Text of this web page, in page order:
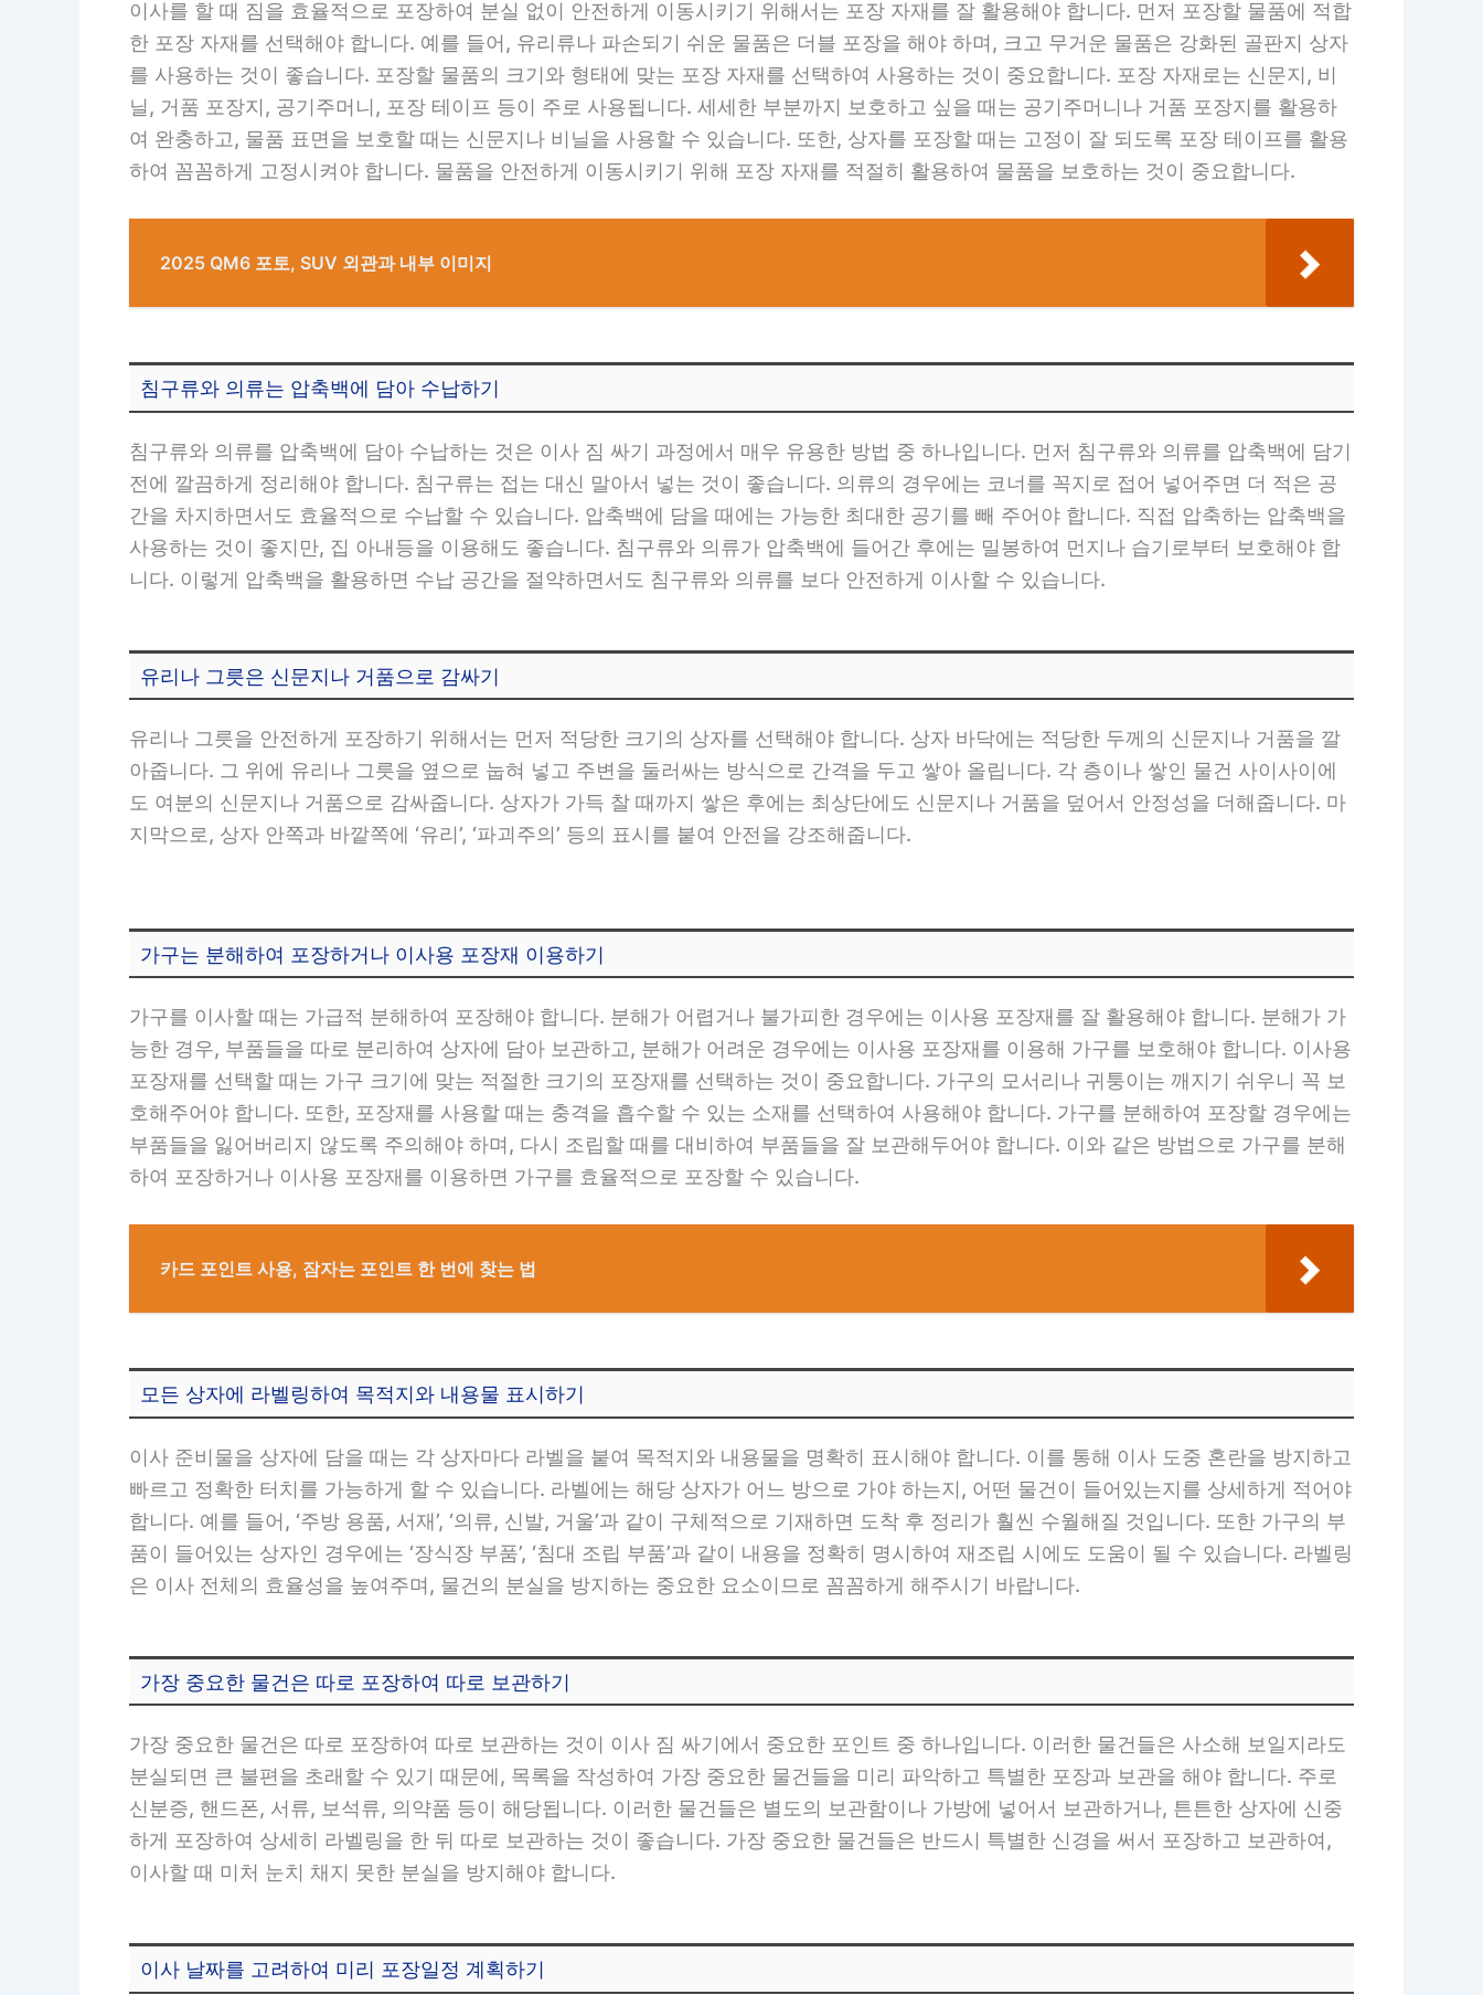
이사를 할 때 짐을 효율적으로 포장하여 분실 없이 안전하게 이동시키기 위해서는 포장 자재를 잘 활용해야 합니다. 먼저 포장할 물품에 적합
한 포장 자재를 선택해야 합니다. 예를 들어, 유리류나 파손되기 쉬운 물품은 더블 포장을 해야 하며, 크고 무거운 물품은 강화된 골판지 상자
를 사용하는 것이 좋습니다. 포장할 물품의 크기와 형태에 맞는 포장 자재를 선택하여 사용하는 것이 중요합니다. 포장 자재로는 신문지, 비
닐, 거품 포장지, 공기주머니, 포장 테이프 등이 주로 사용됩니다. 세세한 부분까지 보호하고 싶을 때는 공기주머니나 거품 포장지를 활용하
여 완충하고, 물품 표면을 보호할 때는 신문지나 비닐을 사용할 수 있습니다. 또한, 상자를 포장할 때는 고정이 잘 되도록 포장 테이프를 활용
하여 꼼꼼하게 고정시켜야 합니다. 물품을 안전하게 이동시키기 위해 포장 자재를 적절히 활용하여 물품을 보호하는 것이 중요합니다.
2025 QM6 포토, SUV 외관과 내부 이미지
침구류와 의류는 압축백에 담아 수납하기
침구류와 의류를 압축백에 담아 수납하는 것은 이사 짐 싸기 과정에서 매우 유용한 방법 중 하나입니다. 먼저 침구류와 의류를 압축백에 담기
전에 깔끔하게 정리해야 합니다. 침구류는 접는 대신 말아서 넣는 것이 좋습니다. 의류의 경우에는 코너를 꼭지로 접어 넣어주면 더 적은 공
간을 차지하면서도 효율적으로 수납할 수 있습니다. 압축백에 담을 때에는 가능한 최대한 공기를 빼 주어야 합니다. 직접 압축하는 압축백을
사용하는 것이 좋지만, 집 아내등을 이용해도 좋습니다. 침구류와 의류가 압축백에 들어간 후에는 밀봉하여 먼지나 습기로부터 보호해야 합
니다. 이렇게 압축백을 활용하면 수납 공간을 절약하면서도 침구류와 의류를 보다 안전하게 이사할 수 있습니다.
유리나 그릇은 신문지나 거품으로 감싸기
유리나 그릇을 안전하게 포장하기 위해서는 먼저 적당한 크기의 상자를 선택해야 합니다. 상자 바닥에는 적당한 두께의 신문지나 거품을 깔
아줍니다. 그 위에 유리나 그릇을 옆으로 눕혀 넣고 주변을 둘러싸는 방식으로 간격을 두고 쌓아 올립니다. 각 층이나 쌓인 물건 사이사이에
도 여분의 신문지나 거품으로 감싸줍니다. 상자가 가득 찰 때까지 쌓은 후에는 최상단에도 신문지나 거품을 덮어서 안정성을 더해줍니다. 마
지막으로, 상자 안쪽과 바깥쪽에 ‘유리’, ‘파괴주의’ 등의 표시를 붙여 안전을 강조해줍니다.
가구는 분해하여 포장하거나 이사용 포장재 이용하기
가구를 이사할 때는 가급적 분해하여 포장해야 합니다. 분해가 어렵거나 불가피한 경우에는 이사용 포장재를 잘 활용해야 합니다. 분해가 가
능한 경우, 부품들을 따로 분리하여 상자에 담아 보관하고, 분해가 어려운 경우에는 이사용 포장재를 이용해 가구를 보호해야 합니다. 이사용
포장재를 선택할 때는 가구 크기에 맞는 적절한 크기의 포장재를 선택하는 것이 중요합니다. 가구의 모서리나 귀퉁이는 깨지기 쉬우니 꼭 보
호해주어야 합니다. 또한, 포장재를 사용할 때는 충격을 흡수할 수 있는 소재를 선택하여 사용해야 합니다. 가구를 분해하여 포장할 경우에는
부품들을 잃어버리지 않도록 주의해야 하며, 다시 조립할 때를 대비하여 부품들을 잘 보관해두어야 합니다. 이와 같은 방법으로 가구를 분해
하여 포장하거나 이사용 포장재를 이용하면 가구를 효율적으로 포장할 수 있습니다.
카드 포인트 사용, 잠자는 포인트 한 번에 찾는 법
모든 상자에 라벨링하여 목적지와 내용물 표시하기
이사 준비물을 상자에 담을 때는 각 상자마다 라벨을 붙여 목적지와 내용물을 명확히 표시해야 합니다. 이를 통해 이사 도중 혼란을 방지하고
빠르고 정확한 터치를 가능하게 할 수 있습니다. 라벨에는 해당 상자가 어느 방으로 가야 하는지, 어떤 물건이 들어있는지를 상세하게 적어야
합니다. 예를 들어, ‘주방 용품, 서재’, ‘의류, 신발, 거울’과 같이 구체적으로 기재하면 도착 후 정리가 훨씬 수월해질 것입니다. 또한 가구의 부
품이 들어있는 상자인 경우에는 ‘장식장 부품’, ‘침대 조립 부품’과 같이 내용을 정확히 명시하여 재조립 시에도 도움이 될 수 있습니다. 라벨링
은 이사 전체의 효율성을 높여주며, 물건의 분실을 방지하는 중요한 요소이므로 꼼꼼하게 해주시기 바랍니다.
가장 중요한 물건은 따로 포장하여 따로 보관하기
가장 중요한 물건은 따로 포장하여 따로 보관하는 것이 이사 짐 싸기에서 중요한 포인트 중 하나입니다. 이러한 물건들은 사소해 보일지라도
분실되면 큰 불편을 초래할 수 있기 때문에, 목록을 작성하여 가장 중요한 물건들을 미리 파악하고 특별한 포장과 보관을 해야 합니다. 주로
신분증, 핸드폰, 서류, 보석류, 의약품 등이 해당됩니다. 이러한 물건들은 별도의 보관함이나 가방에 넣어서 보관하거나, 튼튼한 상자에 신중
하게 포장하여 상세히 라벨링을 한 뒤 따로 보관하는 것이 좋습니다. 가장 중요한 물건들은 반드시 특별한 신경을 써서 포장하고 보관하여,
이사할 때 미처 눈치 채지 못한 분실을 방지해야 합니다.
이사 날짜를 고려하여 미리 포장일정 계획하기